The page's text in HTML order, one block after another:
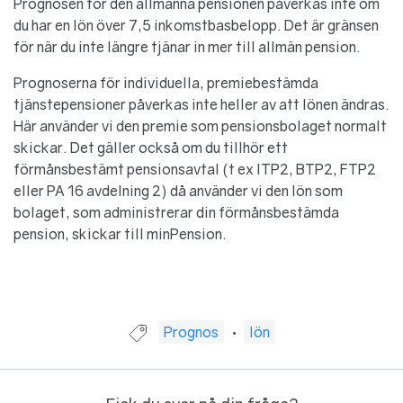
du har en lön över 7,5 inkomstbasbelopp. Det är gränsen
för när du inte längre tjänar in mer till allmän pension.
Prognoserna för individuella, premiebestämda
tjänstepensioner påverkas inte heller av att lönen ändras.
Här använder vi den premie som pensionsbolaget normalt
skickar. Det gäller också om du tillhör ett
förmånsbestämt pensionsavtal (t ex ITP2, BTP2, FTP2
eller PA 16 avdelning 2) då använder vi den lön som
bolaget, som administrerar din förmånsbestämda
pension, skickar till minPension.
Guide taggad med:
Prognos lön